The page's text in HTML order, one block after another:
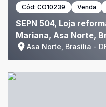
Cód: CO10239 Venda
SEPN 504, Loja
Mariana, Asa Norte,
Asa Norte, Brasília -